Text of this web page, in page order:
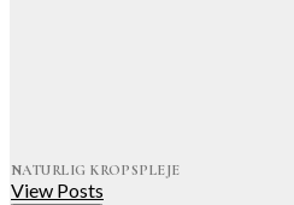
NATURLIG KROPSPLEJE
View Posts